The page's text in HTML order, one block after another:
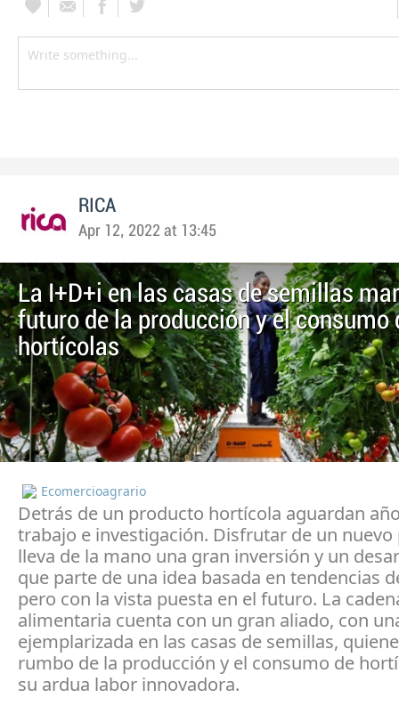
RICA
Apr 12, 2022 at 13:45
La I+D+i en las casas de semillas
futuro de la producción y el consumo
hortícolas
Ecomercioagrario
Detrás de un producto hortícola aguardan
trabajo e investigación. Disfrutar de un
lleva de la mano una gran inversión y un
que parte de una idea basada en tendencias
pero con la vista puesta en el futuro. La
alimentaria cuenta con un gran aliado, con
ejemplarizada en las casas de semillas,
rumbo de la producción y el consumo de
su ardua labor innovadora.